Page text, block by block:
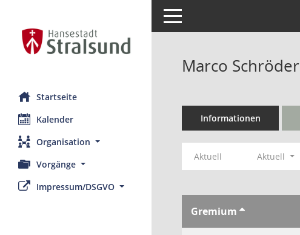
Startseite
Kalender
Organisation
Vorgänge
Impressum/DSGVO
Toggle navigation
Marco Schröder
Informationen
Aktuell Aktuell
Gremium